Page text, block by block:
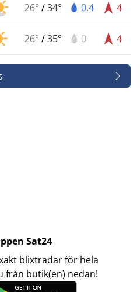
26° /34° 0,4 4
26° /35° 0 4
Sat24
blixtradar för hela
från butik(en) nedan!